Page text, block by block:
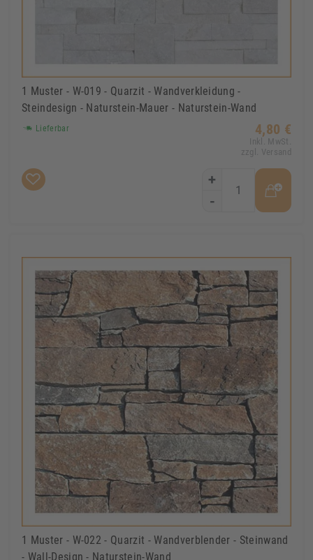
1 Muster - W-019 - Quarzit - Wandverkleidung -
Steindesign - Naturstein-Mauer - Naturstein-Wand
Lieferbar 4,80 €
Inkl. MwSt.
zzgl. Versand
+
-
1 Muster - W-022 - Quarzit - Wandverblender - Steinwand
- Wall-Design - Naturstein-Wand